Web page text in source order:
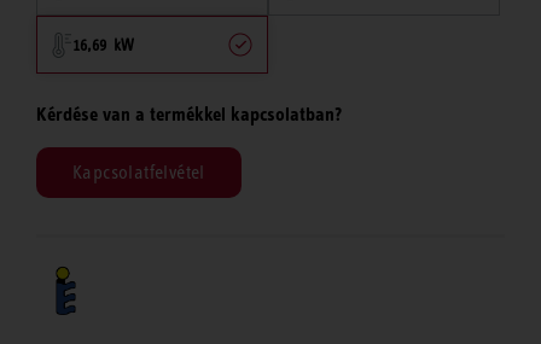
16,69 kW
Kérdése van a termékkel kapcsolatban?
Kapcsolatfelvétel